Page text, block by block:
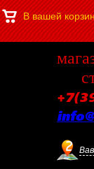
В вашей